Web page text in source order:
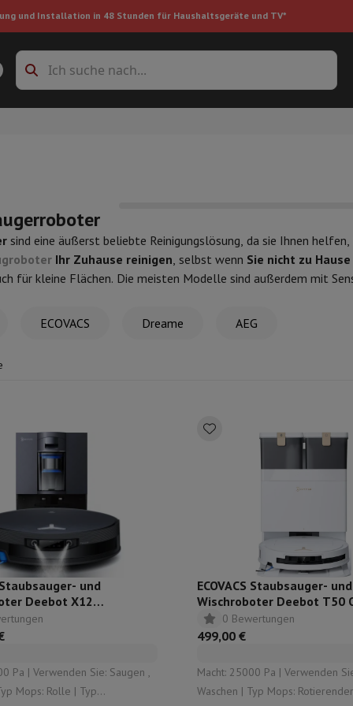
und Installation in 48 Stunden für Haushaltsgeräte und TV*
HandstaubsaugerStaubsaugerroboterMultifunktionaler
Reiniger für Böden & Teppiche ReinigungsprodukteMülleimer
Luftbefeuchter Luftentfeuchter Zusatzheizung
Geschirrspüler
Haube Teleskopische Abzugshaube Inselhaube
Zerkleinerer KitchenAid
Multifunktionale Küchenmaschine
Snacks
Kapsel- & Padmaschine NespressoDolce Gusto
mit Filter
Aufschnittmaschine Küchenwaage Vakuumverpackungsmaschine
Grillen Elektrischer Wok
sind eine äußerst beliebte Reinigungslösung, da sie Ihnen
Ihr Zuhause reinigen, selbst wenn Sie nicht zu
für kleine Flächen. Die meisten Modelle sind außerdem mit
auszuwählen
, und verfügen über Kartenfunktionen, mit
erfordern. Zu den beliebtesten Marken auf dem Markt gehören
ECOVACS Dreame AEG
Staubsauger- und
Deebot X12
Pa | Verwenden Sie: Saugen ,
ECOVACS Staubsauger- und
Wischroboter Deebot T50
Gen3 schwarz
0 Bewertungen
499,00 €
Macht: 25000 Pa | Verwenden
Waschen | Typ Mops: Rotierender Mopp |